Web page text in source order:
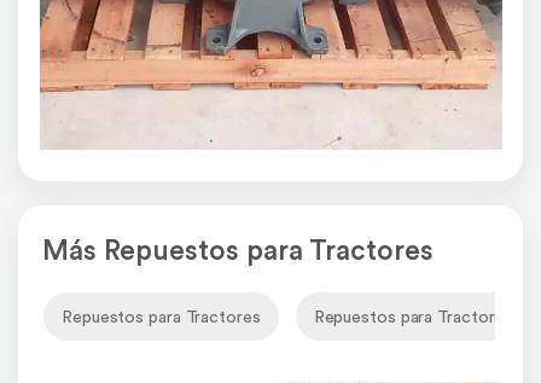
Más Repuestos para Tractores
Repuestos para Tractores Repuestos para Tractores